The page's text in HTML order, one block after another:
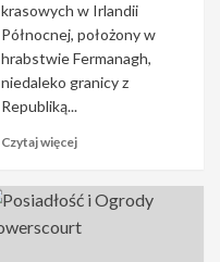
krasowych w Irlandii
Północnej, położony w
hrabstwie Fermanagh,
niedaleko granicy z
Republiką...
Czytaj więcej